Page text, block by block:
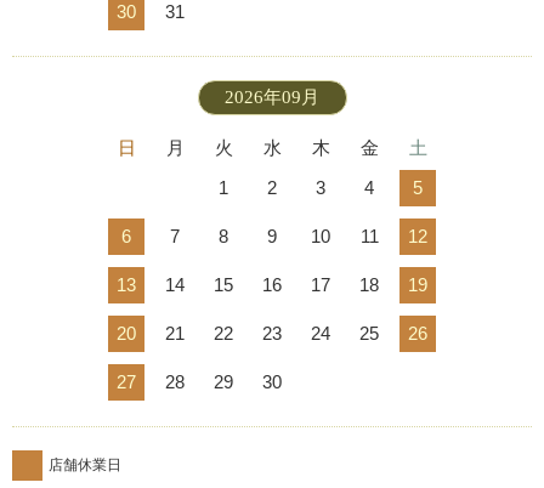
30 31
2026年09月
日 月 火 水 木 金
土
1
2 3 4 5
6 7 8 9 10 11 12
13 14 15 16 17 18 19
20 21 22 23 24 25 26
27 28 29 30
店舗休業日